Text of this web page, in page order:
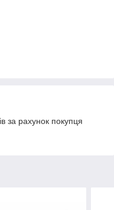
за рахунок покупця